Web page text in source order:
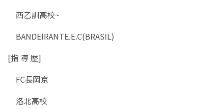
西乙訓高校~
BANDEIRANTE.E.C(BRASIL)
[指 導 歴]
FC長岡京
洛北高校